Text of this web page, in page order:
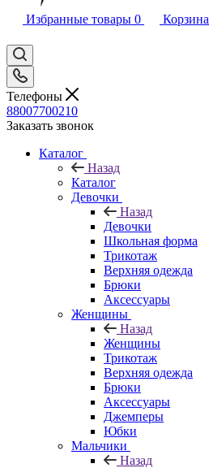
Избранные товары 0 Корзина
Телефоны
88007700210
Заказать звонок
Каталог
Назад
Каталог
Девочки
Назад
Девочки
Школьная форма
Трикотаж
Верхняя одежда
Брюки
Аксессуары
Женщины
Назад
Женщины
Трикотаж
Верхняя одежда
Брюки
Аксессуары
Джемперы
Юбки
Мальчики
Назад